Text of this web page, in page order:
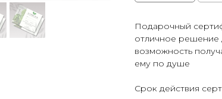
Подарочный
отличное решение
возможность
ему по душе
Срок действия